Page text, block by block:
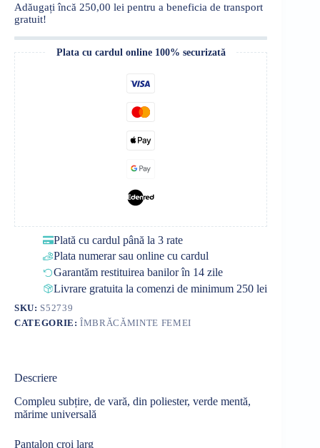
Adăugați încă 250,00 lei pentru a beneficia de transport
gratuit!
Plata cu cardul online 100% securizată
Plată cu cardul până la 3 rate
Plata numerar sau online cu cardul
Garantăm restituirea banilor în 14 zile
Livrare gratuita la comenzi de minimum 250 lei
SKU: S52739
CATEGORIE:ÎMBRĂCĂMINTE FEMEI
Descriere
Compleu subțire, de vară, din poliester, verde mentă,
mărime universală
Pantalon croi larg